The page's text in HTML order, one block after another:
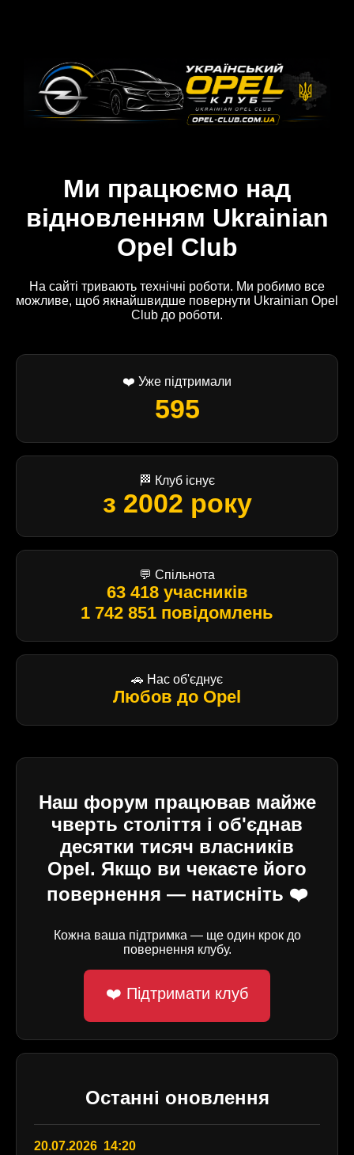
Ми працюємо над
відновленням Ukrainian
Opel Club
На сайті тривають технічні роботи. Ми робимо все
можливе, щоб якнайшвидше повернути Ukrainian Opel
Club до роботи.
❤️ Уже підтримали
595
🏁 Клуб існує
з 2002 року
💬 Спільнота
63 418 учасників
1 742 851 повідомлень
🚗 Нас об'єднує
Любов до Opel
Наш форум працював майже
чверть століття і об'єднав
десятки тисяч власників
Opel. Якщо ви чекаєте його
повернення — натисніть ❤️
Кожна ваша підтримка — ще один крок до
повернення клубу.
❤️ Підтримати клуб
Останні оновлення
20.07.2026 14:20